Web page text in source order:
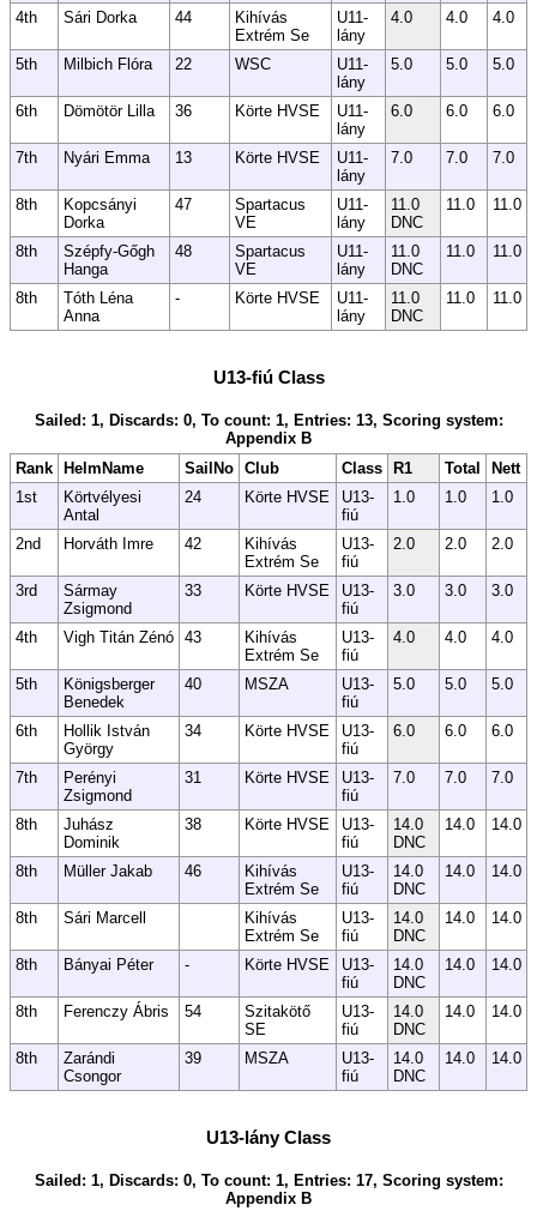
4th Sári Dorka 44
Kihívás
Extrém Se
U11-
lány
4.0 4.0 4.0
5th Milbich Flóra 22 WSC
U11-
lány
5.0 5.0 5.0
6th Dömötör Lilla 36 Körte HVSE
U11-
lány
6.0 6.0 6.0
7th Nyári Emma 13 Körte HVSE
U11-
lány
7.0 7.0 7.0
8th
Kopcsányi
Dorka
47
Spartacus
VE
U11-
lány
11.0
DNC
11.0 11.0
8th
Szépfy-Gőgh
Hanga
48
Spartacus
VE
U11-
lány
11.0
DNC
11.0 11.0
8th
Tóth Léna
Anna
- Körte HVSE
U11-
lány
11.0
DNC
11.0 11.0
U13-fiú Class
Sailed: 1, Discards: 0, To count: 1, Entries: 13, Scoring system:
Appendix B
Rank
HelmName SailNo Club Class R1 Total
Nett
1st
Körtvélyesi
Antal
24 Körte HVSE
U13-
fiú
1.0 1.0 1.0
2nd Horváth Imre 42
Kihívás
Extrém Se
U13-
fiú
2.0 2.0 2.0
3rd
Sármay
Zsigmond
33 Körte HVSE
U13-
fiú
3.0 3.0 3.0
4th Vigh Titán Zénó 43
Kihívás
Extrém Se
U13-
fiú
4.0 4.0 4.0
5th
Königsberger
Benedek
40 MSZA
U13-
fiú
5.0 5.0 5.0
6th
Hollik István
György
34 Körte HVSE
U13-
fiú
6.0 6.0 6.0
7th
Perényi
Zsigmond
31 Körte HVSE
U13-
fiú
7.0 7.0 7.0
8th
Juhász
Dominik
38 Körte HVSE
U13-
fiú
14.0
DNC
14.0 14.0
8th Müller Jakab 46
Kihívás
Extrém Se
U13-
fiú
14.0
DNC
14.0 14.0
8th Sári Marcell
Kihívás
Extrém Se
U13-
fiú
14.0
DNC
14.0 14.0
8th Bányai Péter - Körte HVSE
U13-
fiú
14.0
DNC
14.0 14.0
8th Ferenczy Ábris 54
Szitakötő
SE
U13-
fiú
14.0
DNC
14.0 14.0
8th
Zarándi
Csongor
39 MSZA
U13-
fiú
14.0
DNC
14.0 14.0
U13-lány Class
Sailed: 1, Discards: 0, To count: 1, Entries: 17, Scoring system:
Appendix B